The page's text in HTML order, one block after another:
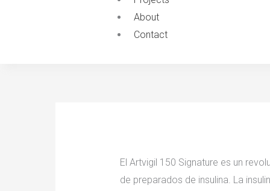
About
Contact
El Artvigil 150 Signature es un
de preparados de insulina. La